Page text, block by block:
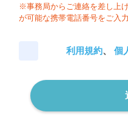
※事務局からご連絡を差し上
が可能な携帯電話番号をご入
利用規約、 個